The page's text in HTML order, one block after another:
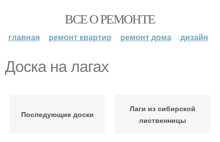
ВСЕ О РЕМОНТЕ
главная ремонт квартир ремонт дома дизайн
Доска на лагах
Последующие доски
Лаги из сибирской
лиственницы